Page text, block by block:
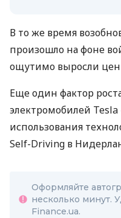
В то же время
произошло на фоне
ощутимо выросли
Еще один фактор
электромобилей
использования
Self-Driving в
Оформляйте
несколько минут.
Finance.ua.